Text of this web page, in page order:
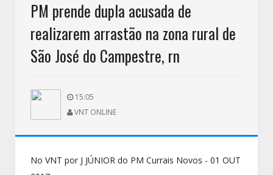
PM prende dupla acusada de
realizarem arrastão na zona rural de
São José do Campestre, rn
15:05
VNT ONLINE
No VNT por J JÚNIOR do PM Currais Novos - 01 OUT